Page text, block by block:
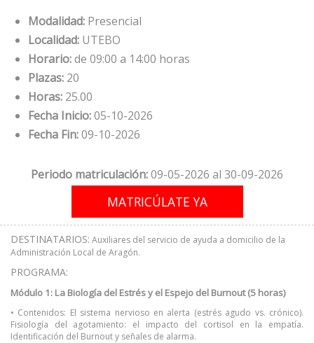
Modalidad: Presencial
Localidad: UTEBO
Horario:de 09:00 a 14:00 horas
Plazas: 20
Horas: 25.00
Fecha Inicio:05-10-2026
Fecha Fin:09-10-2026
Periodo matriculación:09-05-2026 al 30-09-2026
DESTINATARIOS: Auxiliares del servicio de ayuda a domicilio de la
Administración Local de Aragón.
PROGRAMA:
Módulo 1: La Biología del Estrés y el Espejo del Burnout (5 horas)
• Contenidos: El sistema nervioso en alerta (estrés agudo vs. crónico).
Fisiología del agotamiento: el impacto del cortisol en la empatía.
Identificación del Burnout y señales de alarma.